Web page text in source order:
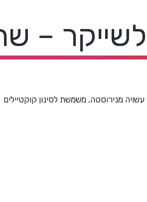
–
מנירוסטה, משמשת לסינון קוקטיילים